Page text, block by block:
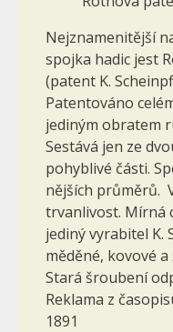
Nejznamenitější
spojka hadic jest
(patent K.
Patentováno
jediným obratem
Sestává jen ze
pohyblivé části.
nějších průměrů.
trvan­livost. Mírná
jediný vyrabitel K.
měděné, kovové
Stará šroubení
Reklama z
1891